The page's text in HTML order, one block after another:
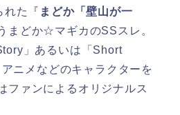
れた『 まどか「壁山が一
まどか☆マギカのSSスレ。
」あるいは「Short
ニメなどのキャラクターを
ファンによるオリジナルス